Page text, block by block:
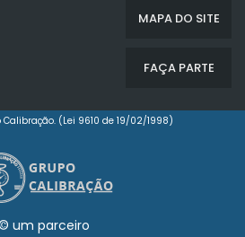
MAPA DO SITE
FAÇA PARTE
(Lei 9610 de 19/02/1998)
um parceiro